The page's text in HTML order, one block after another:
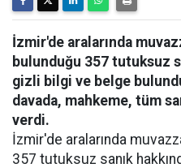
İzmir'de aralarında
bulunduğu 357 tutuksuz
gizli bilgi ve belge
davada, mahkeme, tüm
verdi.
İzmir'de aralarında
357 tutuksuz sanık